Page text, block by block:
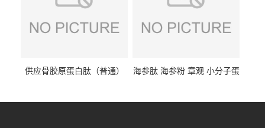
供应骨胶原蛋白肽（普通）
海参肽 海参粉 章观 小分子蛋